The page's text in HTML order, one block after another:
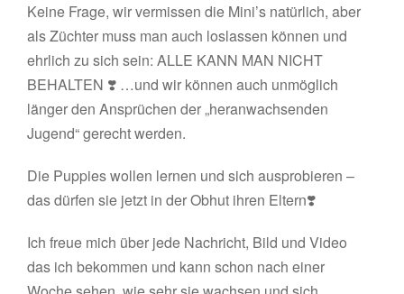
Keine Frage, wir vermissen die Mini’s natürlich, aber
als Züchter muss man auch loslassen können und
ehrlich zu sich sein: ALLE KANN MAN NICHT
BEHALTEN ❣️ …und wir können auch unmöglich
länger den Ansprüchen der „heranwachsenden
Jugend“ gerecht werden.
Die Puppies wollen lernen und sich ausprobieren –
das dürfen sie jetzt in der Obhut ihren Eltern❣️
Ich freue mich über jede Nachricht, Bild und Video
das ich bekommen und kann schon nach einer